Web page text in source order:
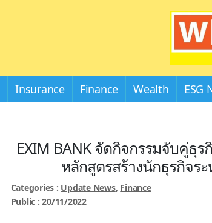
Insurance Finance Wealth ESG
EXIM BANK จัดกิจกรรมจับคู่ธุ
หลักสูตรสร้างนักธุรกิจร
Categories : Update News, Finance
Public : 20/11/2022